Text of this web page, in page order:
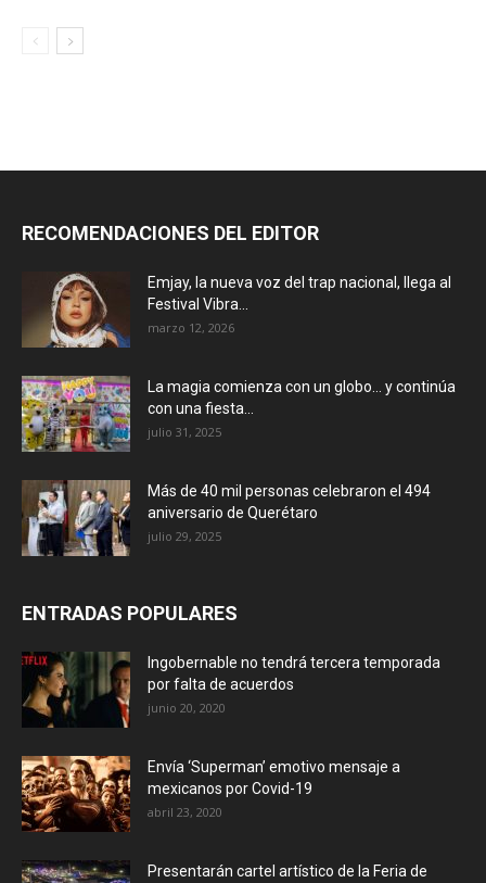
RECOMENDACIONES DEL EDITOR
Emjay, la nueva voz del trap nacional, llega al
Festival Vibra...
marzo 12, 2026
La magia comienza con un globo… y continúa
con una fiesta...
julio 31, 2025
Más de 40 mil personas celebraron el 494
aniversario de Querétaro
julio 29, 2025
ENTRADAS POPULARES
Ingobernable no tendrá tercera temporada
por falta de acuerdos
junio 20, 2020
Envía ‘Superman’ emotivo mensaje a
mexicanos por Covid-19
abril 23, 2020
Presentarán cartel artístico de la Feria de